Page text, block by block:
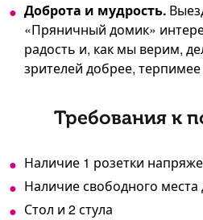
Доброта и мудрость.
«Пряничный домик»
радость и, как мы верим,
зрителей добрее,
Требования к
Наличие 1 розетки
Наличие свободного
Стол и 2 стула